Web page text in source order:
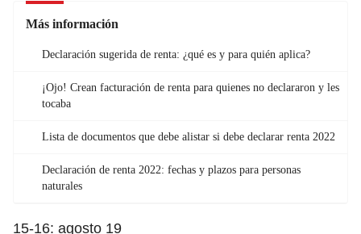
Más información
Declaración sugerida de renta: ¿qué es y para quién aplica?
¡Ojo! Crean facturación de renta para quienes no declararon y les
tocaba
Lista de documentos que debe alistar si debe declarar renta 2022
Declaración de renta 2022: fechas y plazos para personas
naturales
15-16: agosto 19